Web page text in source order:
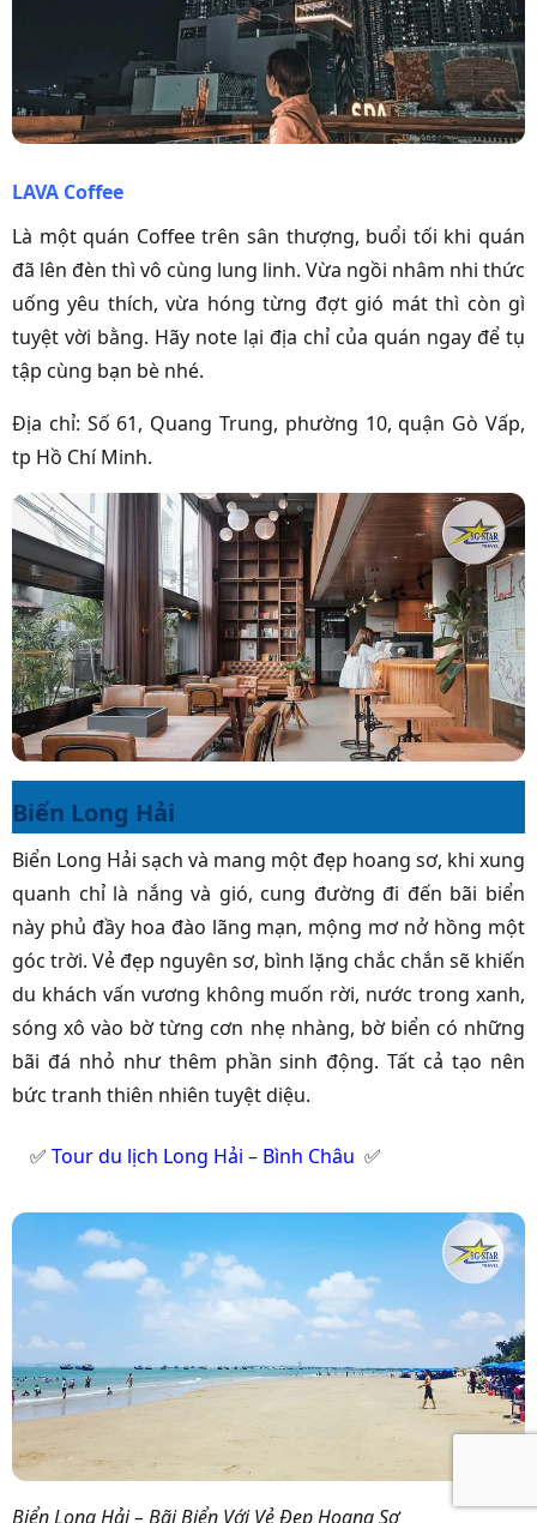
LAVA Coffee
Là một quán Coffee trên sân thượng, buổi tối khi quán
đã lên đèn thì vô cùng lung linh. Vừa ngồi nhâm nhi thức
uống yêu thích, vừa hóng từng đợt gió mát thì còn gì
tuyệt vời bằng. Hãy note lại địa chỉ của quán ngay để tụ
tập cùng bạn bè nhé.
Địa chỉ: Số 61, Quang Trung, phường 10, quận Gò Vấp,
tp Hồ Chí Minh.
Biển Long Hải
Biển Long Hải sạch và mang một đẹp hoang sơ, khi xung
quanh chỉ là nắng và gió, cung đường đi đến bãi biển
này phủ đầy hoa đào lãng mạn, mộng mơ nở hồng một
góc trời. Vẻ đẹp nguyên sơ, bình lặng chắc chắn sẽ khiến
du khách vấn vương không muốn rời, nước trong xanh,
sóng xô vào bờ từng cơn nhẹ nhàng, bờ biển có những
bãi đá nhỏ như thêm phần sinh động. Tất cả tạo nên
bức tranh thiên nhiên tuyệt diệu.
✅ Tour du lịch Long Hải – Bình Châu ✅
Biển Long Hải – Bãi Biển Với Vẻ Đẹp Hoang Sơ